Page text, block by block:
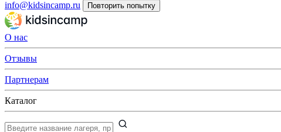
info@kidsincamp.ru
Повторить попытку
О нас
Отзывы
Партнерам
Каталог